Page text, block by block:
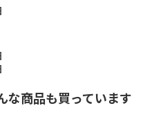
な商品も買っています